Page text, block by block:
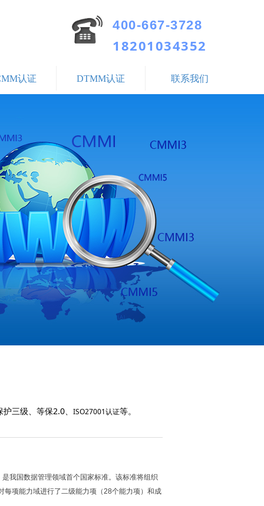
400-667-3728
18201034352
认证 DTMM认证 联系我们
是我国数据管理领域首个国家标准。该标准将组织
每项能力域进行了二级能力项（28个能力项）和成
三级、等保2.0、 ISO27001认证等。